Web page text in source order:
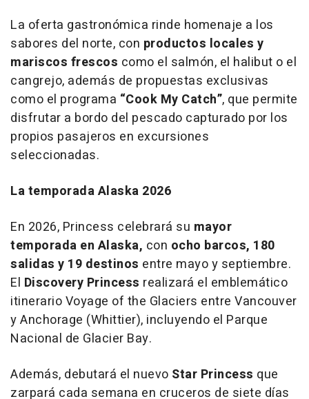
La oferta gastronómica rinde homenaje a los
sabores del norte, con productos locales y
mariscos frescos como el salmón, el halibut o el
cangrejo, además de propuestas exclusivas
como el programa “Cook My Catch”, que permite
disfrutar a bordo del pescado capturado por los
propios pasajeros en excursiones
seleccionadas.
La temporada Alaska 2026
En 2026, Princess celebrará su mayor
temporada en Alaska, con ocho barcos, 180
salidas y 19 destinos entre mayo y septiembre.
El Discovery Princess realizará el emblemático
itinerarioVoyage of the Glaciers entre Vancouver
y Anchorage (Whittier), incluyendo el Parque
Nacional de Glacier Bay.
Además, debutará el nuevo Star Princess que
zarpará cada semana en cruceros de siete días